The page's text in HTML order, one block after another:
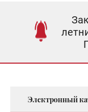
Электронный